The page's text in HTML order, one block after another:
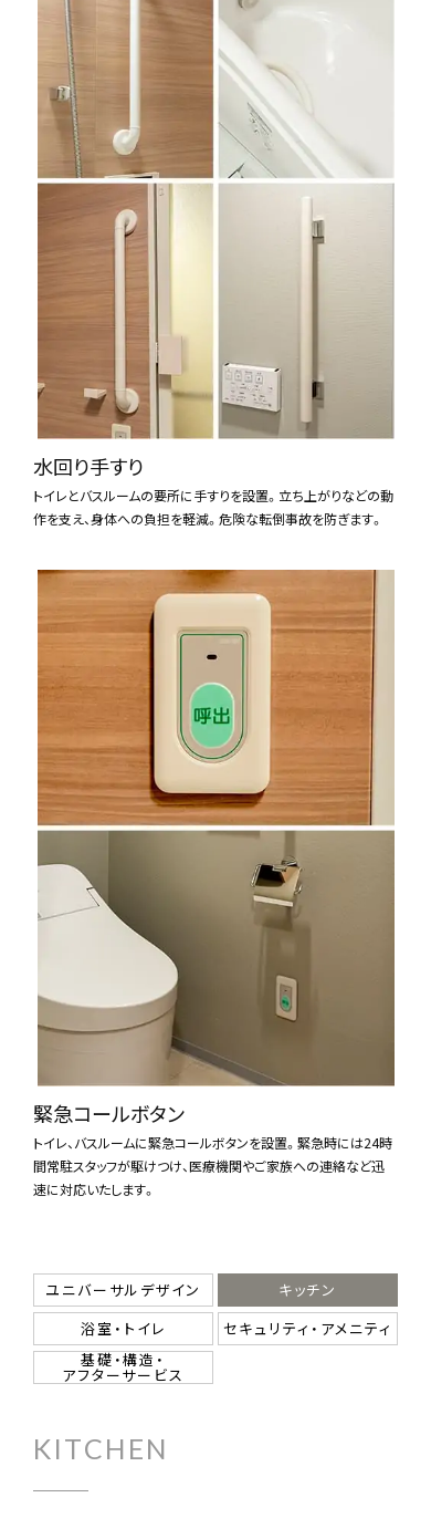
「イニシアグラン札幌」
インフォメーションサロン
周辺拡大MAP
北4東7
北ガスアリーナ隣
※エントランスより905号室をお呼び出し下さい。
「JR札幌駅南口」より
タクシーをご利用下さい
※領収書をお持ち下さい。スタッフが精算させていただきます
お車でお越しの場合
イニシアグラン札幌イースト隣の「VIT PARK
札幌47駐車場」をご利用下さい
※駐車場料金はスタッフが精算させていただきます
水回り手すり
トイレとバスルームの要所に手すりを設置。立ち上がりなどの動
作を支え、身体への負担を軽減。危険な転倒事故を防ぎます。
緊急コールボタン
トイレ、バスルームに緊急コールボタンを設置。緊急時には24時
間常駐スタッフが駆けつけ、医療機関やご家族への連絡など迅
速に対応いたします。
ユニバーサルデザイン
キッチン
浴室・トイレ
セキュリティ・アメニティ
基礎・構造・
アフターサービス
KITCHEN